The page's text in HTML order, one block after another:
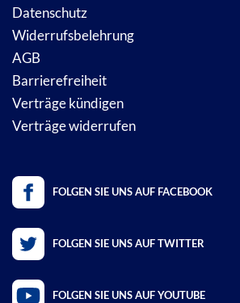
Datenschutz
Widerrufsbelehrung
AGB
Barrierefreiheit
Verträge kündigen
Verträge widerrufen
FOLGEN SIE UNS AUF FACEBOOK
FOLGEN SIE UNS AUF TWITTER
FOLGEN SIE UNS AUF YOUTUBE